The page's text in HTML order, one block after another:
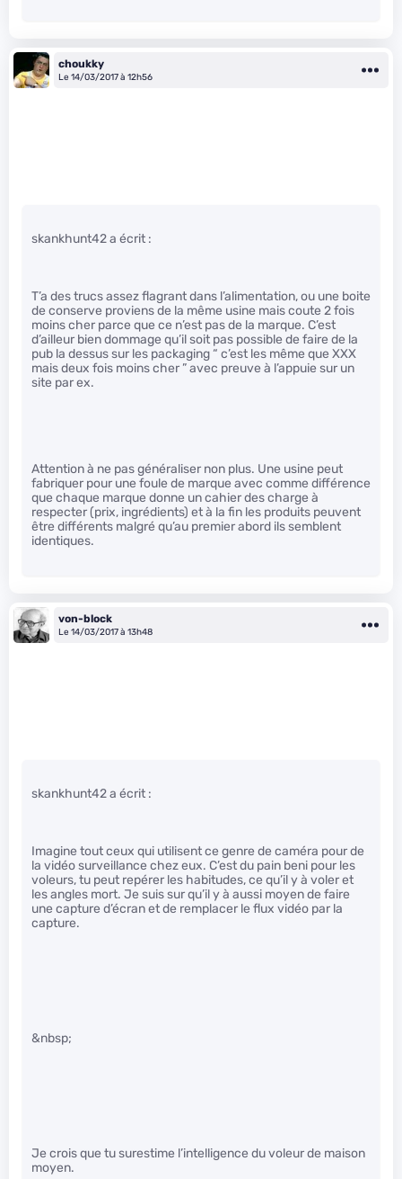
choukky
Le 14/03/2017 à 12h56
skankhunt42 a écrit :
T’a des trucs assez flagrant dans l’alimentation, ou une boite
de conserve proviens de la même usine mais coute 2 fois
moins cher parce que ce n’est pas de la marque. C’est
d’ailleur bien dommage qu’il soit pas possible de faire de la
pub la dessus sur les packaging “ c’est les même que XXX
mais deux fois moins cher ” avec preuve à l’appuie sur un
site par ex.
Attention à ne pas généraliser non plus. Une usine peut
fabriquer pour une foule de marque avec comme différence
que chaque marque donne un cahier des charge à
respecter (prix, ingrédients) et à la fin les produits peuvent
être différents malgré qu’au premier abord ils semblent
identiques.
von-block
Le 14/03/2017 à 13h48
skankhunt42 a écrit :
Imagine tout ceux qui utilisent ce genre de caméra pour de
la vidéo surveillance chez eux. C’est du pain beni pour les
voleurs, tu peut repérer les habitudes, ce qu’il y à voler et
les angles mort. Je suis sur qu’il y à aussi moyen de faire
une capture d’écran et de remplacer le flux vidéo par la
capture.
&nbsp;
Je crois que tu surestime l’intelligence du voleur de maison
moyen.